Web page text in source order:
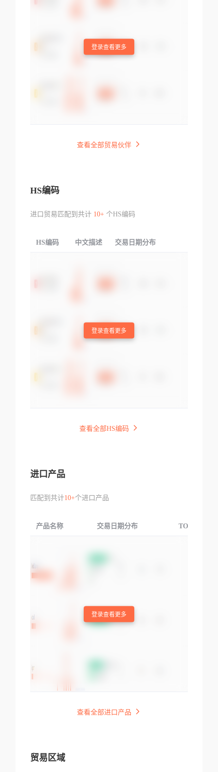
登录查看更多
查看全部贸易伙伴
HS编码
进口贸易匹配到共计 10+个HS编码
HS编码 中文描述 交易日期分布
登录查看更多
查看全部HS编码
进口产品
匹配到共计10+个进口产品
产品名称 交易日期分布 TOP3交易国
登录查看更多
查看全部进口产品
贸易区域